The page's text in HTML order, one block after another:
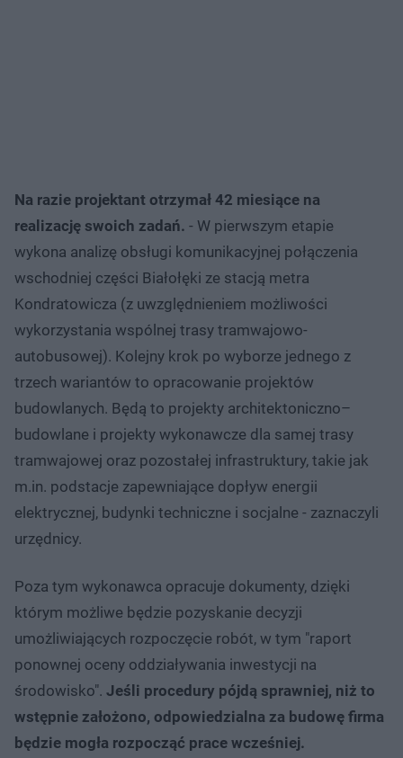
Na razie projektant otrzymał 42 miesiące na
realizację swoich zadań. - W pierwszym etapie
wykona analizę obsługi komunikacyjnej połączenia
wschodniej części Białołęki ze stacją metra
Kondratowicza (z uwzględnieniem możliwości
wykorzystania wspólnej trasy tramwajowo-
autobusowej). Kolejny krok po wyborze jednego z
trzech wariantów to opracowanie projektów
budowlanych. Będą to projekty architektoniczno–
budowlane i projekty wykonawcze dla samej trasy
tramwajowej oraz pozostałej infrastruktury, takie jak
m.in. podstacje zapewniające dopływ energii
elektrycznej, budynki techniczne i socjalne - zaznaczyli
urzędnicy.
Poza tym wykonawca opracuje dokumenty, dzięki
którym możliwe będzie pozyskanie decyzji
umożliwiających rozpoczęcie robót, w tym "raport
ponownej oceny oddziaływania inwestycji na
środowisko". Jeśli procedury pójdą sprawniej, niż to
wstępnie założono, odpowiedzialna za budowę firma
będzie mogła rozpocząć prace wcześniej.